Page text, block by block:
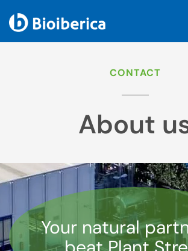
CONTACT
About
Your natural